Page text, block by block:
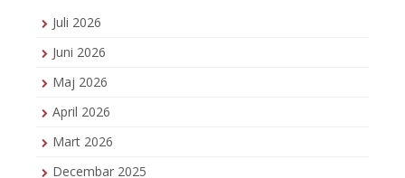
Juli 2026
Juni 2026
Maj 2026
April 2026
Mart 2026
Decembar 2025